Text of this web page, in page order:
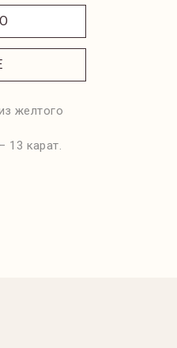
желтого
13 карат.